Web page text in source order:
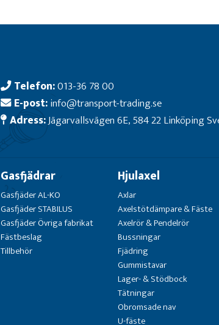
Telefon:013-36 78 00
E-post:info@transport-trading.se
Adress:Jägarvallsvägen 6E, 584 22 Linköping
Gasfjädrar
Gasfjäder AL-KO
Gasfjäder STABILUS
Gasfjäder Övriga fabrikat
Fästbeslag
Tillbehör
Hjulaxel
Axlar
Axelstötdämpare & Fäste
Axelrör & Pendelrör
Bussningar
Fjädring
Gummistavar
Lager- & Stödbock
Tätningar
Obromsade nav
U-fäste